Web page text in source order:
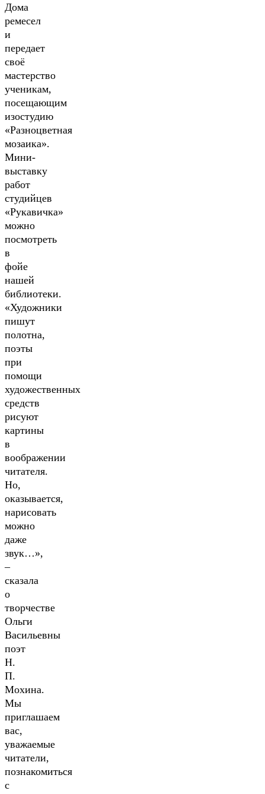
Дома
ремесел
и
передает
своё
мастерство
ученикам,
посещающим
изостудию
«Разноцветная
мозаика».
Мини-
выставку
работ
студийцев
«Рукавичка»
можно
посмотреть
в
фойе
нашей
библиотеки.
«Художники
пишут
полотна,
поэты
при
помощи
художественных
средств
рисуют
картины
в
воображении
читателя.
Но,
оказывается,
нарисовать
можно
даже
звук…»,
–
сказала
о
творчестве
Ольги
Васильевны
поэт
Н.
П.
Мохина.
Мы
приглашаем
вас,
уважаемые
читатели,
познакомиться
с